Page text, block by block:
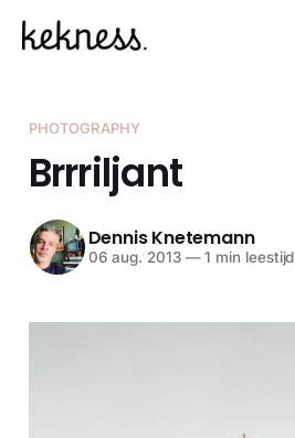
PHOTOGRAPHY
Brrriljant
Dennis Knetemann
06 aug. 2013 —1 min leestijd